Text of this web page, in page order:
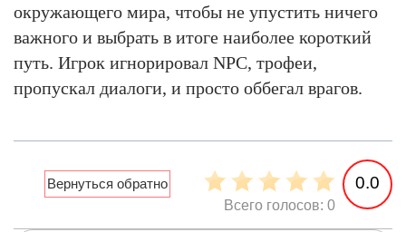
окружающего мира, чтобы не упустить ничего
важного и выбрать в итоге наиболее короткий
путь. Игрок игнорировал NPC, трофеи,
пропускал диалоги, и просто оббегал врагов.
0.0
Всего голосов: 0